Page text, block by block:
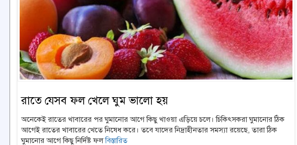
রাতে যেসব ফল খেলে ঘুম ভালো হয়
অনেকেই রাতের খাবারের পর ঘুমানোর আগে কিছু খাওয়া এড়িয়ে চলে। চিকিৎসকরা ঘুমানোর ঠিক
আগেই রাতের খাবারের খেতে নিষেধ করে। তবে যাদের নিদ্রাহীনতার সমস্যা রয়েছে, তারা ঠিক
ঘুমানোর আগে কিছু নির্দিষ্ট ফলবিস্তারিত